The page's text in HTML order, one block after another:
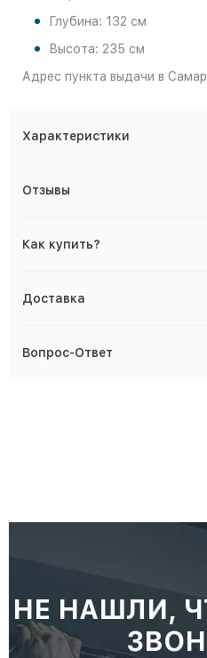
Глубина: 132 см
Высота: 235 см
Адрес пункта выдачи в
Характеристики
Отзывы
Как купить?
Доставка
Вопрос-Ответ
НЕ НАШЛИ,